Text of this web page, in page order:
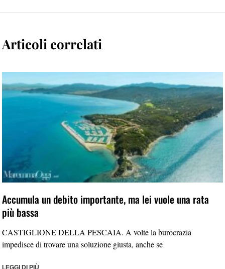
Articoli correlati
Accumula un debito importante, ma lei vuole una rata
più bassa
CASTIGLIONE DELLA PESCAIA. A volte la burocrazia
impedisce di trovare una soluzione giusta, anche se
LEGGI DI PIÙ